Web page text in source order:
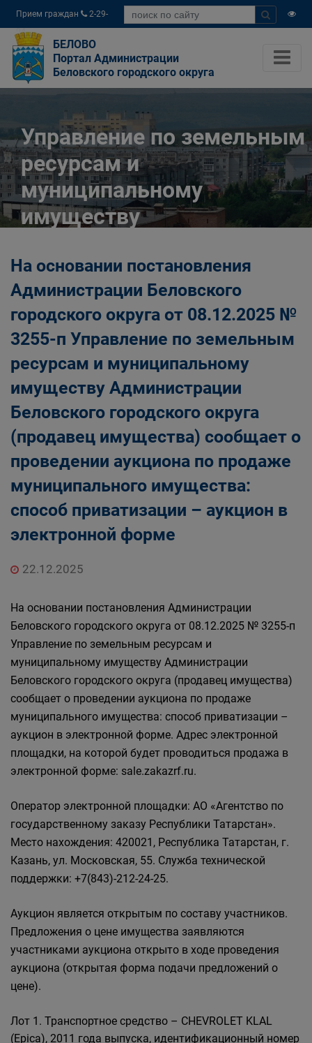
Прием граждан
2-29-
04
БЕЛОВО
Портал Администрации
Беловского городского округа
Управление по земельным
ресурсам и
муниципальному
имуществу
Беловского городского
округа
Главная
Структурные подразделения Администрации
Беловского городского округа
Управление по земельным ресурсам и
муниципальному имуществу Администрации
Беловского городского округа
На основании постановления
Администрации Беловского
городского округа от 08.12.2025 №
3255-п Управление по земельным
ресурсам и муниципальному
имуществу Администрации
Беловского городского округа
(продавец имущества) сообщает о
проведении аукциона по продаже
муниципального имущества:
способ приватизации – аукцион в
электронной форме
22.12.2025
На основании постановления Администрации
Беловского городского округа от 08.12.2025 № 3255-п
Управление по земельным ресурсам и
муниципальному имуществу Администрации
Беловского городского округа (продавец имущества)
сообщает о проведении аукциона по продаже
муниципального имущества: способ приватизации –
аукцион в электронной форме. Адрес электронной
площадки, на которой будет проводиться продажа в
электронной форме: sale.zakazrf.ru.
Оператор электронной площадки: АО «Агентство по
государственному заказу Республики Татарстан».
Место нахождения: 420021, Республика Татарстан, г.
Казань, ул. Московская, 55. Служба технической
поддержки: +7(843)-212-24-25.
Аукцион является открытым по составу участников.
Предложения о цене имущества заявляются
участниками аукциона открыто в ходе проведения
аукциона (открытая форма подачи предложений о
цене).
Лот 1. Транспортное средство – CHEVROLET KLAL
(Epica), 2011 года выпуска, идентификационный номер